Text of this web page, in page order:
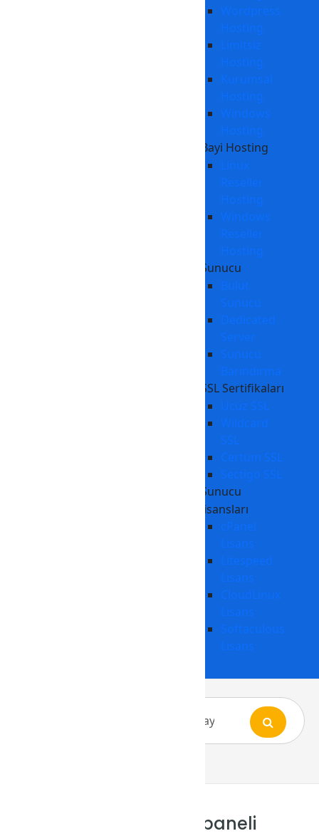
Wordpress
Hosting
Limitsiz
Hosting
Kurumsal
Hosting
Windows
Hosting
Bayi Hosting
Linux
Reseller
Hosting
Windows
Reseller
Hosting
Sunucu
Bulut
Sunucu
Dedicated
Server
Sunucu
Barındırma
SSL Sertifikaları
Ucuz SSL
Wildcard
SSL
Certum SSL
Sectigo SSL
Sunucu
Lisansları
cPanel
Lisans
Litespeed
Lisans
CloudLinux
Lisans
Softaculous
Lisans
Articles Tagged: bayi paneli